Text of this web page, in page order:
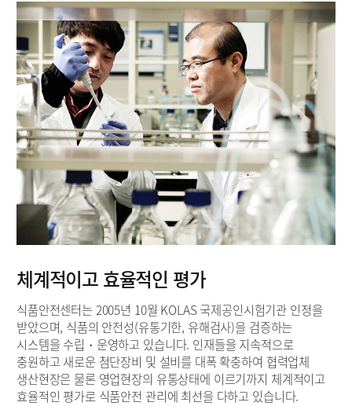
체계적이고 효율적인 평가
식품안전센터는 2005년 10월 KOLAS 국제공인시험기관 인정을
받았으며, 식품의 안전성(유통기한, 유해검사)을 검증하는
시스템을 수립・운영하고 있습니다. 인재들을 지속적으로
충원하고 새로운 첨단장비 및 설비를 대폭 확충하여 협력업체
생산현장은 물론 영업현장의 유통상태에 이르기까지 체계적이고
효율적인 평가로 식품안전 관리에 최선을 다하고 있습니다.